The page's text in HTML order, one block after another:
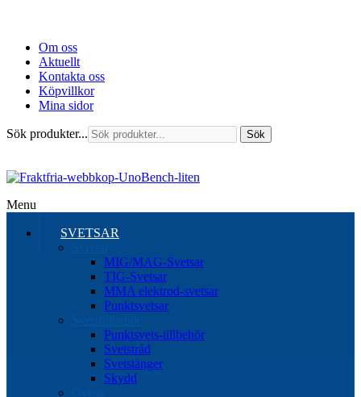
Om oss
Aktuellt
Kontakta oss
Köpvillkor
Mina sidor
Sök produkter... Sök
Menu
SVETSAR
MIG/MAG-Svetsar
TIG-Svetsar
MMA elektrod-svetsar
Punktsvetsar
Punktsvets-tillbehör
Svetstråd
Svetstänger
Skydd